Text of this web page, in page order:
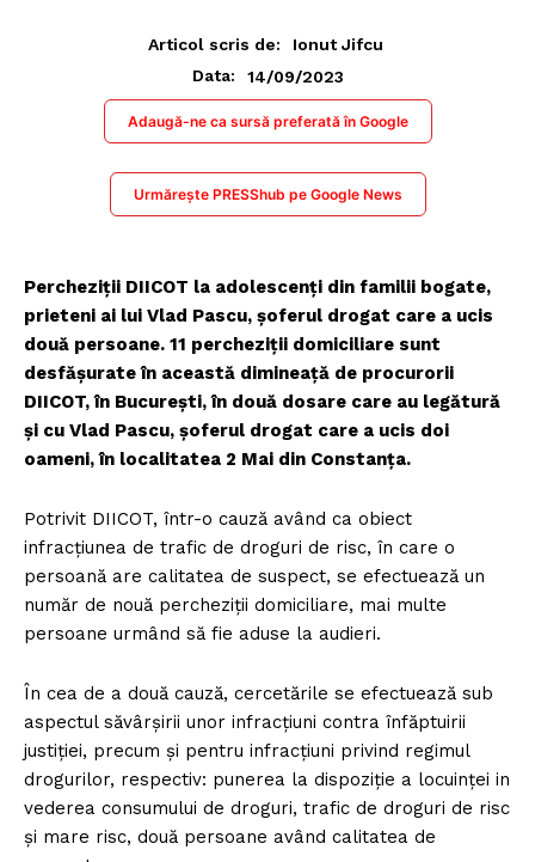
Articol scris de:
Ionut Jifcu
Data:
14/09/2023
Adaugă-ne ca sursă preferată în Google
Urmărește PRESShub pe Google News
Percheziţii DIICOT la adolescenţi din familii bogate,
prieteni ai lui Vlad Pascu, şoferul drogat care a ucis
două persoane. 11 percheziţii domiciliare sunt
desfăşurate în această dimineaţă de procurorii
DIICOT, în Bucureşti, în două dosare care au legătură
şi cu Vlad Pascu, şoferul drogat care a ucis doi
oameni, în localitatea 2 Mai din Constanţa.
Potrivit DIICOT, într-o cauză având ca obiect
infracțiunea de trafic de droguri de risc, în care o
persoană are calitatea de suspect, se efectuează un
număr de nouă percheziții domiciliare, mai multe
persoane urmând să fie aduse la audieri.
În cea de a două cauză, cercetările se efectuează sub
aspectul săvârșirii unor infracțiuni contra înfăptuirii
justiției, precum și pentru infracțiuni privind regimul
drogurilor, respectiv: punerea la dispoziție a locuinței in
vederea consumului de droguri, trafic de droguri de risc
și mare risc, două persoane având calitatea de